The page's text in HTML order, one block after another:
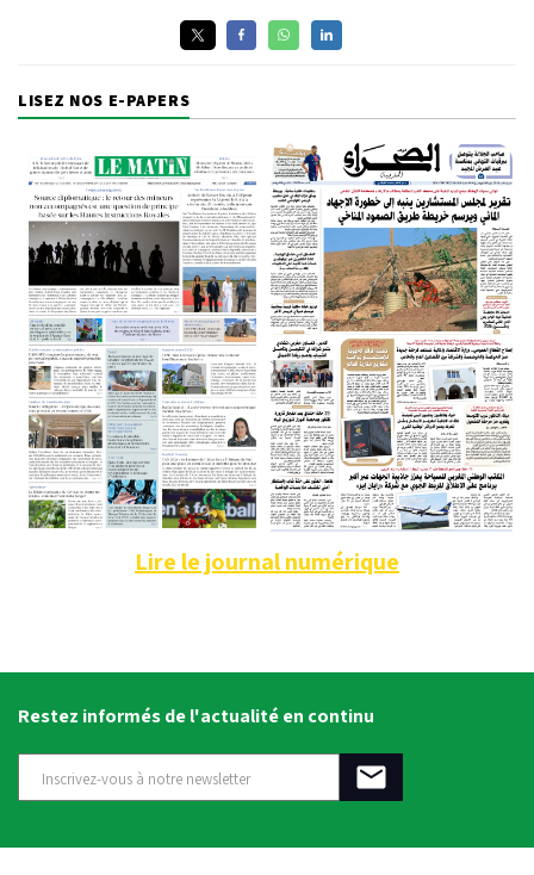
LISEZ NOS E-PAPERS
Lire le journal numérique
Restez informés de l'actualité en continu